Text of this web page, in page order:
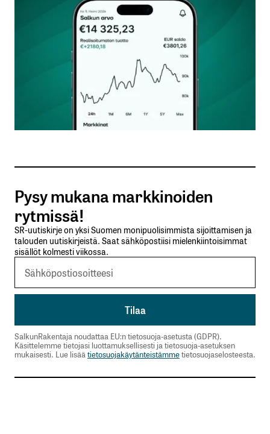
Kommentti*
Nimesi tai nimimerkkisi
Sähköpostiosoitteesi
Tilaa SalkunRakentajan uutiskirje
Lähetä kommentti
Pysy mukana markkinoiden
rytmissä!
SR-uutiskirje on yksi Suomen monipuolisimmista sijoittamisen ja
talouden uutiskirjeistä. Saat sähköpostiisi mielenkiintoisimmat
sisällöt kolmesti viikossa.
SalkunRakentaja noudattaa EU:n tietosuoja-asetusta (GDPR).
Käsittelemme tietojasi luottamuksellisesti ja tietosuoja-asetuksen
mukaisesti. Lue lisäätietosuojakäytänteistämmetietosuojaselosteesta.